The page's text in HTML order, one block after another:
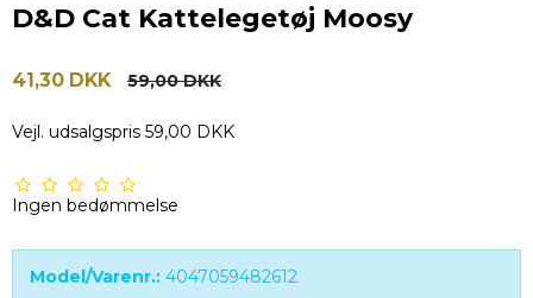
D&D Cat Kattelegetøj Moosy
41,30 DKK 59,00 DKK
Vejl. udsalgspris 59,00 DKK
Ingen bedømmelse
Model/Varenr.: 4047059482612